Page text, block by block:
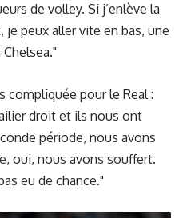
de volley. Si j’enlève la
peux aller vite en bas, une
compliquée pour le Real :
droit et ils nous ont
période, nous avons
oui, nous avons souffert.
eu de chance."